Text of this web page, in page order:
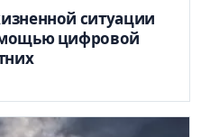
ситуации
цифровой